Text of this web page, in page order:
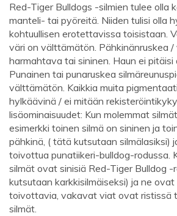
Red-Tiger Bulldogs -silmien tulee olla
manteli- tai pyöreitä. Niiden tulisi olla
kohtuullisen erotettavissa toisistaan.
väri on välttämätön. Pähkinänruskea
harmahtava tai sininen. Haun ei pitäisi
Punainen tai punaruskea
välttämätön. Kaikkia muita
hylkäävinä / ei mitään
lisäominaisuudet: Kun molemmat
esimerkki toinen silmä on sininen ja
pähkinä, ( tätä kutsutaan silmälasiksi)
toivottua punatiikeri-bulldog-rodussa.
silmät ovat sinisiä Red-Tiger Bulldog
kutsutaan karkkisilmäiseksi) ja ne
toivottavia, vakavat viat ovat ristissä
silmät.